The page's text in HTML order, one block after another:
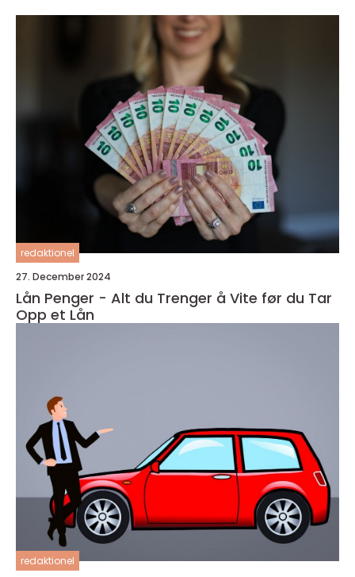
redaktionel
27. December 2024
Lån Penger - Alt du Trenger å Vite før du Tar
Opp et Lån
redaktionel